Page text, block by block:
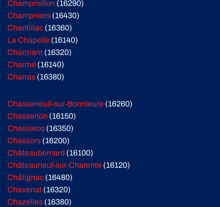
Champmillon (16290)
Champniers (16430)
Chantillac (16360)
La Chapelle (16140)
Charmant (16320)
Charmé (16140)
Charras (16380)
Chasseneuil-sur-Bonnieure (16260)
Chassenon (16150)
Chassiecq (16350)
Chassors (16200)
Châteaubernard (16100)
Châteauneuf-sur-Charente (16120)
Châtignac (16480)
Chavenat (16320)
Chazelles (16380)